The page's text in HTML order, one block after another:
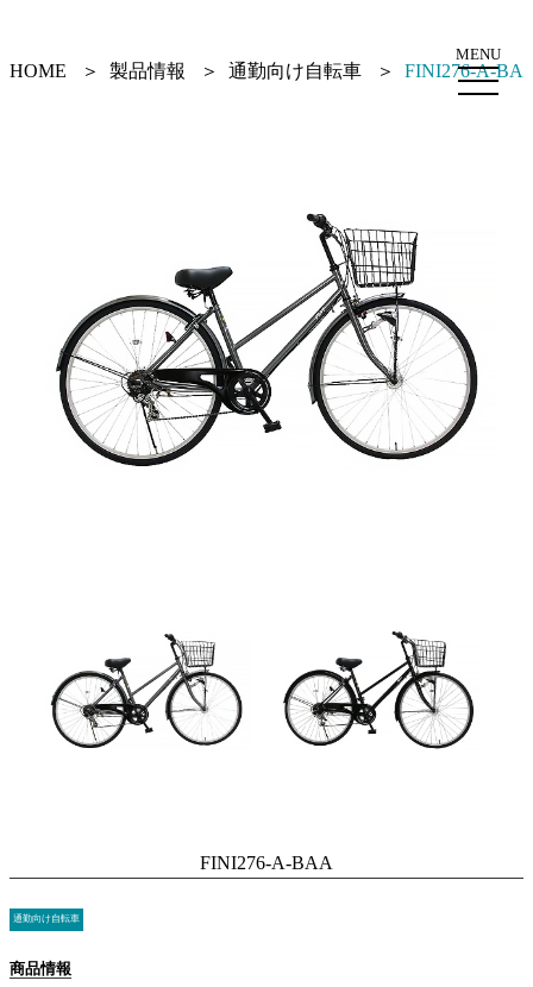
MENU
HOME 製品情報 通勤向け自転車 FINI276-A-
FINI276-A-BAA
通勤向け自転車
商品情報